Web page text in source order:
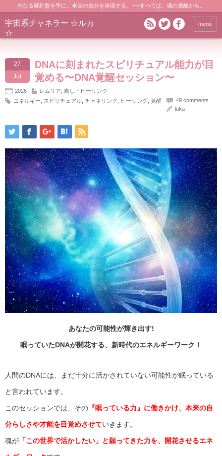
内なる羅針盤を手に、本当の自分を体現する。──すべては、魂の覚醒から。
宇宙系チャネラー ☆ルカ
☆
menu
27
Jul
DNAに刻まれたスピリチュアル能力が目
覚める〜DNA覚醒セッション〜
2026 レムリア 癒し・ヒーリング
エネルギー
スピリチュアル チャネリング ヒーリング 覚醒
49 comments
luka
あなたの可能性が輝き出す!
眠っていたDNAが開花する、新時代のエネルギーワーク！
人間のDNAには、まだ十分に活かされていない可能性が眠っている
と言われています。
このセッションでは、その 『眠っている力』に働きかけ、本来の自
分らしさや才能を目覚めさせていきます。
魂が 「この世界で活かしたい」と願ってきた力を、開花させるエネ